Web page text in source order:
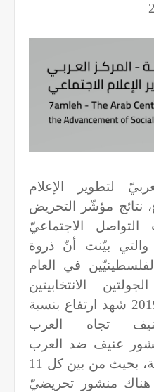
لتطوير الإعلام
نتائج مؤشّر التحريض
الاجتماعيّ
لعام 2019، والتي بيّنت أنّ ذروة
في العام
الانتخابيتين
الإسرائيليتين، وأنّ عام 2019 شهد ارتفاع بنسبة
تجاه العرب
عنيف ضد العرب
والفلسطينيين كل 64 ثانية، بحيث من بين كل 11
منشور تحريضيّ